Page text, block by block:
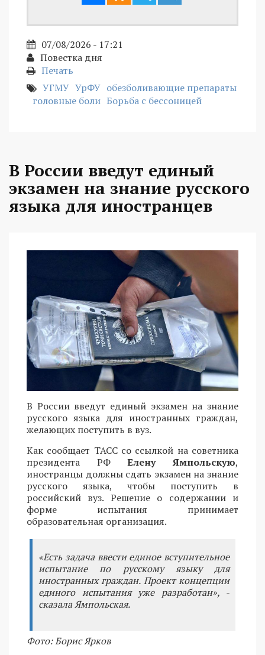
07/08/2026 - 17:21
Повестка дня
Печать
УГМУ УрФУ обезболивающие препараты
головные боли Борьба с бессоницей
В России введут единый
экзамен на знание русского
языка для иностранцев
В России введут единый экзамен на знание
русского языка для иностранных граждан,
желающих поступить в вуз.
Как сообщает ТАСС со ссылкой на советника
президента РФЕлену Ямпольскую,
иностранцы должны сдать экзамен на знание
русского языка, чтобы поступить в
российский вуз. Решение о содержании и
форме испытания принимает
образовательная организация.
«Есть задача ввести единое вступительное
испытание по русскому языку для
иностранных граждан. Проект концепции
единого испытания уже разработан», -
сказала Ямпольская.
Фото: Борис Ярков